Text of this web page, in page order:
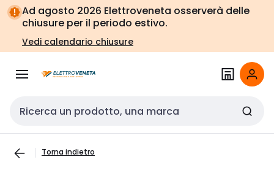
Vai alla
navigazione
Vai
alla
pagina
Ad agosto 2026 Elettroveneta osserverà delle
chiusure per il periodo estivo.
Vedi calendario chiusure
Cerca input
Torna indietro